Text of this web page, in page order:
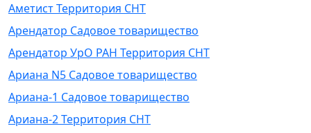
Аметист Территория СНТ
Арендатор Садовое товарищество
Арендатор УрО РАН Территория СНТ
Ариана N5 Садовое товарищество
Ариана-1 Садовое товарищество
Ариана-2 Территория СНТ